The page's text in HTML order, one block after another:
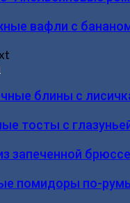
вафли с
блины с
тосты с
запеченной
помидоры по-